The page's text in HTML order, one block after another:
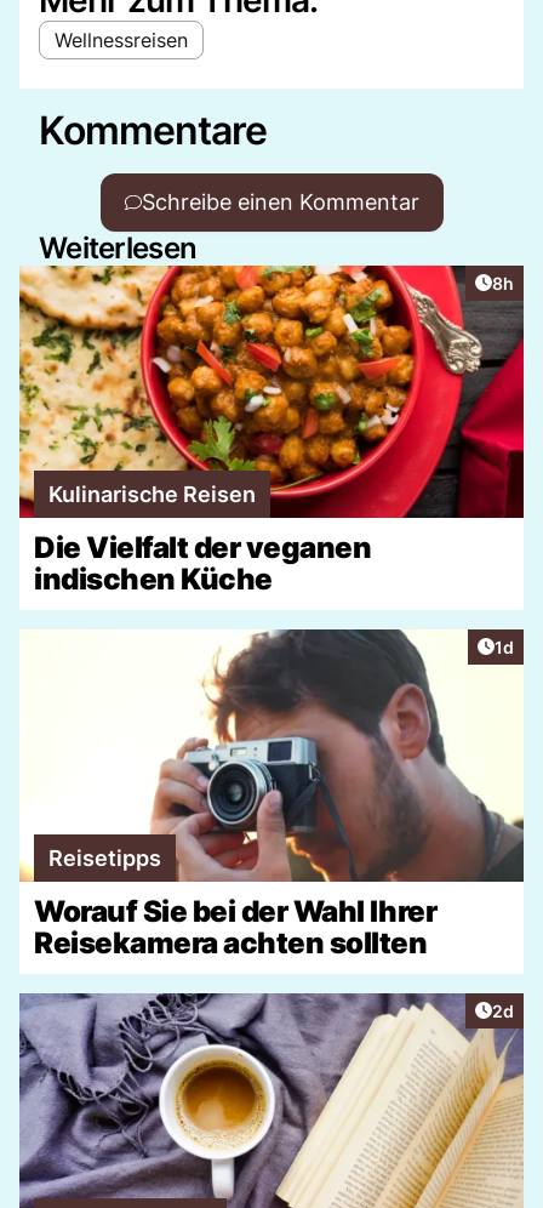
Wellnessreisen
Kommentare
Schreibe einen Kommentar
Weiterlesen
8h
Kulinarische Reisen
Die Vielfalt der veganen
indischen Küche
1d
Reisetipps
Worauf Sie bei der Wahl Ihrer
Reisekamera achten sollten
2d